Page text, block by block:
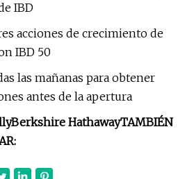
IBD
acciones de crecimiento de
IBD 50
las mañanas para obtener
antes de la apertura
Berkshire HathawayTAMBIÉN